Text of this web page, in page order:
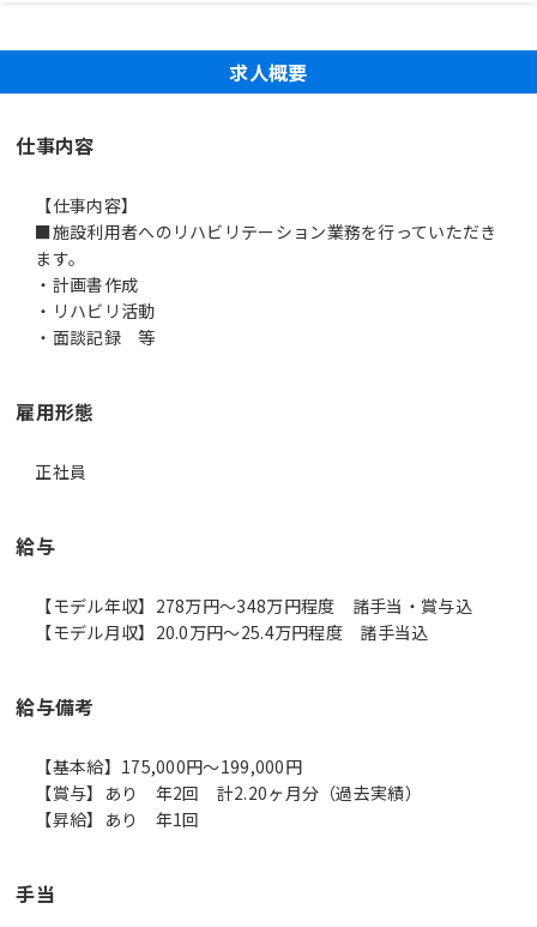
求人概要
仕事内容
【仕事内容】
■施設利用者へのリハビリテーション業務を行っていただき
ます。
・計画書作成
・リハビリ活動
・面談記録 等
雇用形態
正社員
給与
【モデル年収】278万円〜348万円程度 諸手当・賞与込
【モデル月収】20.0万円〜25.4万円程度 諸手当込
給与備考
【基本給】175,000円～199,000円
【賞与】あり 年2回 計2.20ヶ月分（過去実績）
【昇給】あり 年1回
手当